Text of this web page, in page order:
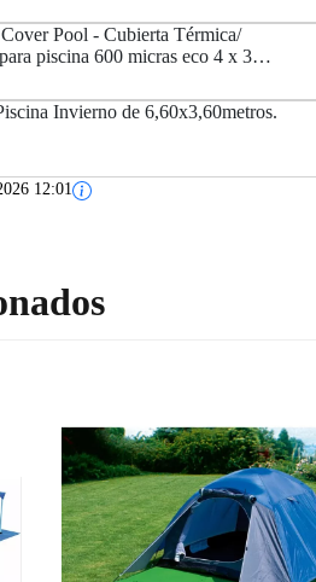
Pool - Cubierta Térmica/
piscina 600 micras eco 4 x 3m
Invierno de 6,60x3,60metros.
12:01